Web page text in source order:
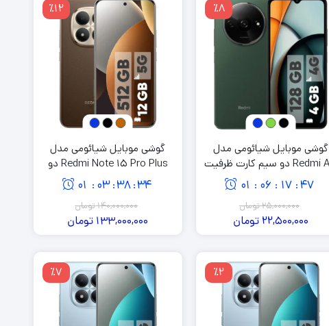
٪8
گوشی موبایل شیائومی مدل
Redmi A3 دو سیم کارت ظرفیت
46
:
17
:
06
:
01
25,000,000تومان
22,500,000 تومان
٪12
گوشی موبایل شیائومی مدل
Redmi Note 15 Pro Plus دو
سیم کارت ظرفیت 512 گیگابایت
و رم 12 گیگابایت
33
:
38
:
03
:
01
140,000,000تومان
133,000,000 تومان
٪2 ٪7